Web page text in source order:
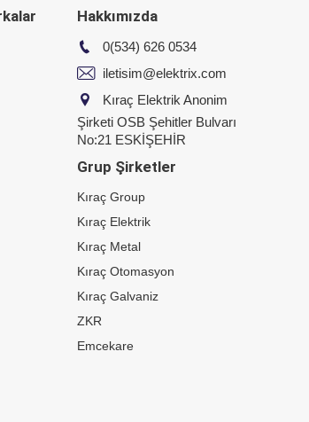
Hakkımızda
0(534) 626 0534
iletisim@elektrix.com
Kıraç Elektrik Anonim
Şirketi OSB Şehitler Bulvarı
No:21 ESKİŞEHİR
Grup Şirketler
Kıraç Group
Kıraç Elektrik
Kıraç Metal
Kıraç Otomasyon
Kıraç Galvaniz
ZKR
Emcekare